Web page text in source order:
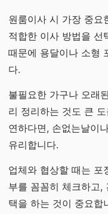
원룸이사 시 가장 중요
적합한 이사 방법을 선
때문에 용달이나 소형
다.
불필요한 가구나 오래
리 정리하는 것도 큰
연하다면, 손없는날이
유리합니다.
업체와 협상할 때는 포
부를 꼼꼼히 체크하고,
택을 하는 것이 중요합